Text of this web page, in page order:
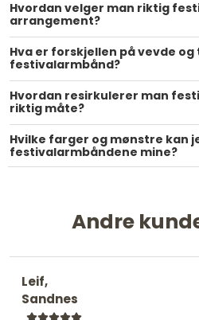
Hvordan velger man riktig
arrangement?
Hva er forskjellen på vevde
festivalarmbånd?
Hvordan resirkulerer man
riktig måte?
Hvilke farger og mønstre kan
festivalarmbåndene mine?
Andre
Leif,
Sandnes